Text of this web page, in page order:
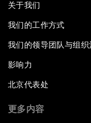
关于我们
我们的工作方式
我们的领导团队与组织
影响力
北京代表处
更多内容